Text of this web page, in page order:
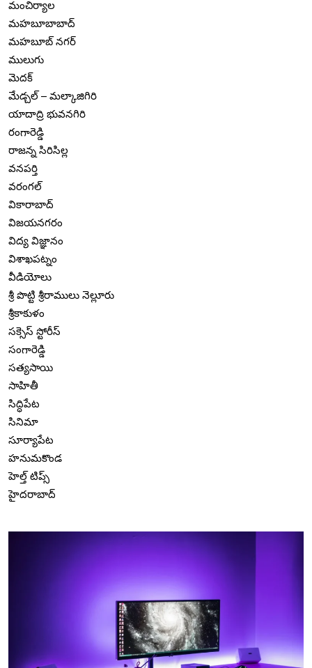
మంచిర్యాల
మహబూబాబాద్
మహబూబ్ నగర్
ములుగు
మెదక్
మేడ్చల్ – మల్కాజిగిరి
యాదాద్రి భువనగిరి
రంగారెడ్డి
రాజన్న సిరిసిల్ల
వనపర్తి
వరంగల్
వికారాబాద్
విజయనగరం
విద్య విజ్ఞానం
విశాఖపట్నం
వీడియోలు
శ్రీ పొట్టి శ్రీరాములు నెల్లూరు
శ్రీకాకుళం
సక్సెస్ స్టోరీస్
సంగారెడ్డి
సత్యసాయి
సాహితీ
సిద్ధిపేట
సినిమా
సూర్యాపేట
హనుమకొండ
హెల్త్ టిప్స్
హైదరాబాద్